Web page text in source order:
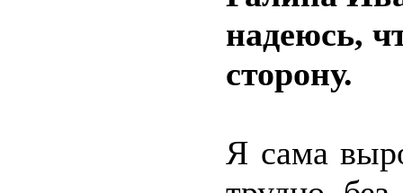
надеюсь,
сторону.
Я сама